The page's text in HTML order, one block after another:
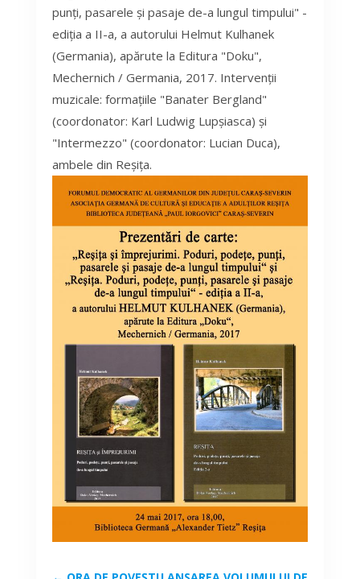
punți, pasarele și pasaje de-a lungul timpului" -
ediția a II-a, a autorului Helmut Kulhanek
(Germania), apărute la Editura "Doku",
Mechernich / Germania, 2017. Intervenții
muzicale: formațiile "Banater Bergland"
(coordonator: Karl Ludwig Lupșiasca) și
"Intermezzo" (coordonator: Lucian Duca),
ambele din Reșița.